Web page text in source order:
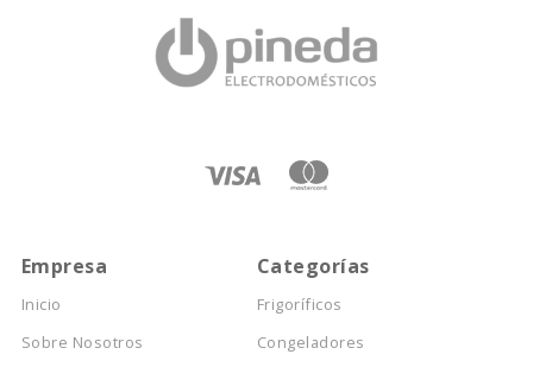
Empresa
Inicio
Sobre Nosotros
Categorías
Frigoríficos
Congeladores